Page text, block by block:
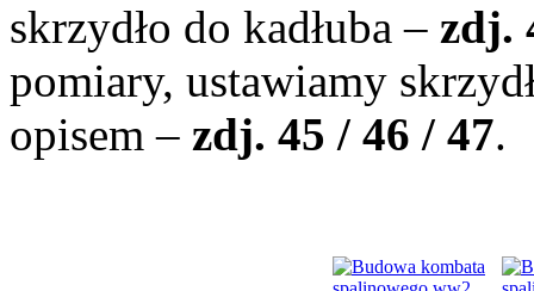
skrzydło do kadłuba – zdj.
pomiary, ustawiamy
opisem – zdj. 45 / 46 / 47.